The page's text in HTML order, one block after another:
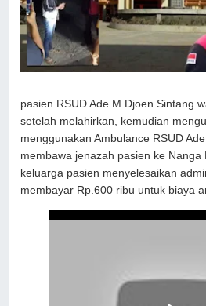
pasien RSUD Ade M Djoen Sintang
setelah melahirkan, kemudian
menggunakan Ambulance RSUD
membawa jenazah pasien ke Nanga
keluarga pasien menyelesaikan
membayar Rp.600 ribu untuk biaya